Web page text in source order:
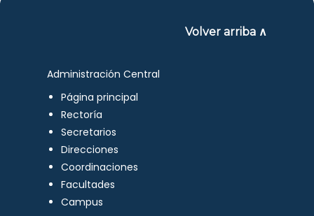
Volver arriba ∧
Administración Central
Página principal
Rectoría
Secretarios
Direcciones
Coordinaciones
Facultades
Campus